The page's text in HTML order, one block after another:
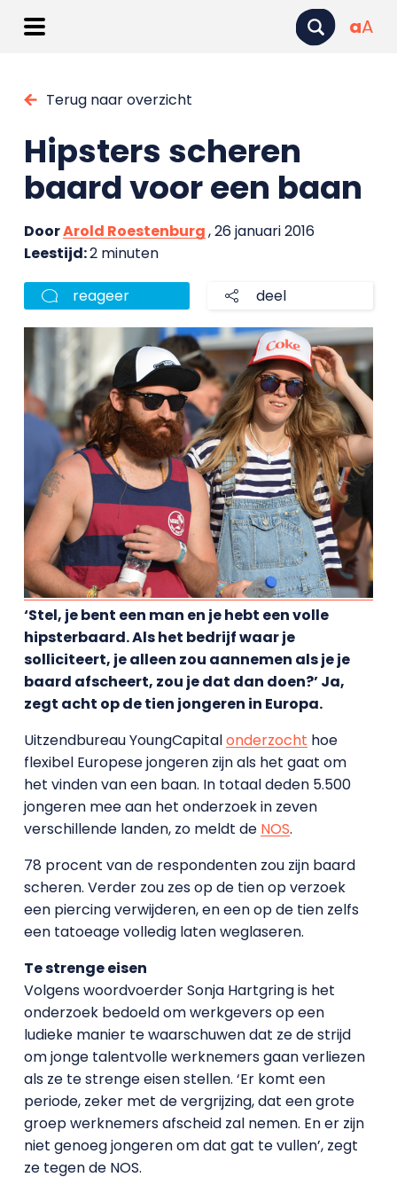
aA
Terug naar overzicht
Hipsters scheren
baard voor een baan
DoorArold Roestenburg, 26 januari 2016
Leestijd:2 minuten
reageer deel
‘Stel, je bent een man en je hebt een volle
hipsterbaard. Als het bedrijf waar je
solliciteert, je alleen zou aannemen als je je
baard afscheert, zou je dat dan doen?’ Ja,
zegt acht op de tien jongeren in Europa.
Uitzendbureau YoungCapitalonderzocht hoe
flexibel Europese jongeren zijn als het gaat om
het vinden van een baan. In totaal deden 5.500
jongeren mee aan het onderzoek in zeven
verschillende landen, zo meldt de NOS.
78 procent van de respondenten zou zijn baard
scheren. Verder zou zes op de tien op verzoek
een piercing verwijderen, en een op de tien zelfs
een tatoeage volledig laten weglaseren.
Te strenge eisen
Volgens woordvoerder Sonja Hartgring is het
onderzoek bedoeld om werkgevers op een
ludieke manier te waarschuwen dat ze de strijd
om jonge talentvolle werknemers gaan verliezen
als ze te strenge eisen stellen. ‘Er komt een
periode, zeker met de vergrijzing, dat een grote
groep werknemers afscheid zal nemen. En er zijn
niet genoeg jongeren om dat gat te vullen’, zegt
ze tegen de NOS.